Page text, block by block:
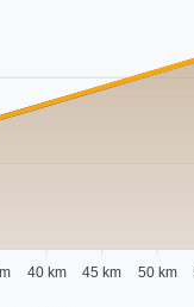
40 km 45 km 50 km